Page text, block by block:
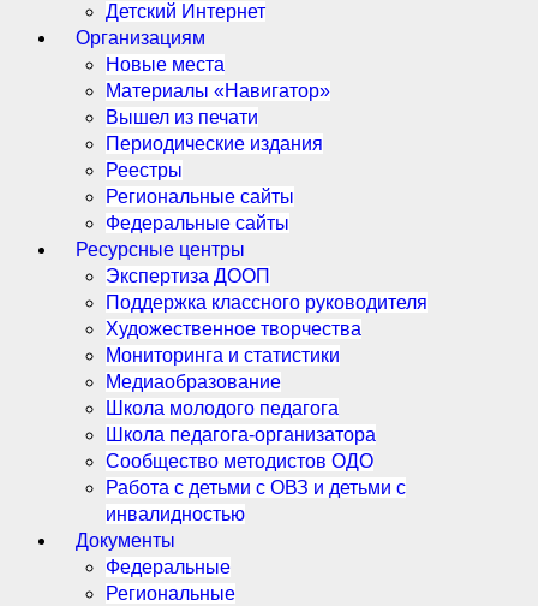
Детский Интернет
Организациям
Новые места
Материалы «Навигатор»
Вышел из печати
Периодические издания
Реестры
Региональные сайты
Федеральные сайты
Ресурсные центры
Экспертиза ДООП
Поддержка классного руководителя
Художественное творчества
Мониторинга и статистики
Медиаобразование
Школа молодого педагога
Школа педагога-организатора
Сообщество методистов ОДО
Работа с детьми с ОВЗ и детьми с
инвалидностью
Документы
Федеральные
Региональные